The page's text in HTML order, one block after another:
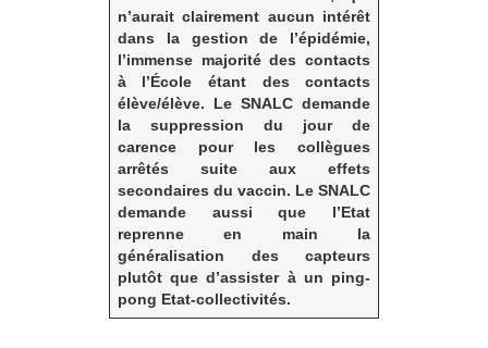
n’aurait clairement aucun intérêt
dans la gestion de l’épidémie,
l’immense majorité des contacts
à l’École étant des contacts
élève/élève.
Le SNALC demande
la suppression du jour de
carence pour les collègues
arrêtés suite aux effets
secondaires du vaccin. Le SNALC
demande aussi que l’Etat
reprenne en main la
généralisation des capteurs
plutôt que d’assister à un ping-
pong Etat-collectivités.